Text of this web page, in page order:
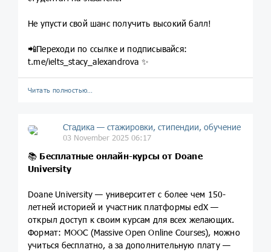
Не упусти свой шанс получить высокий балл!
📲Переходи по ссылке и подписывайся:
t.me/ielts_stacy_alexandrova ✨
Читать полностью…
Стадика — стажировки, стипендии, обучение
03 November 2025 06:17
📚 Бесплатные онлайн-курсы от Doane
University
Doane University — университет с более чем 150-
летней историей и участник платформы edX —
открыл доступ к своим курсам для всех желающих.
Формат: MOOC (Massive Open Online Courses), можно
учиться бесплатно, а за дополнительную плату —